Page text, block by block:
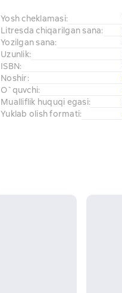
Yosh cheklamasi:
Litresda chiqarilgan sana:
Yozilgan sana:
Uzunlik:
ISBN:
Noshir:
O`quvchi:
Mualliflik huquqi egasi:
Yuklab olish formati: